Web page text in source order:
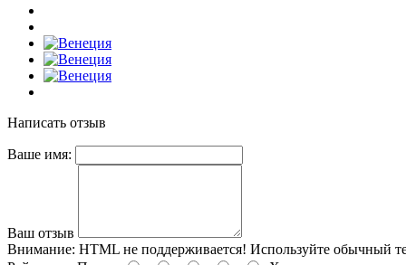
Написать отзыв
Ваше имя:
Ваш отзыв
Внимание: HTML не поддерживается! Используйте обычный